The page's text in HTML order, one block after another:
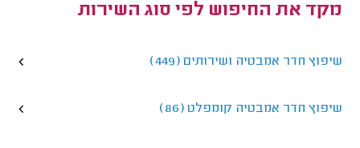
מקד את החיפוש לפי סוג השירות
שיפוץ חדר אמבטיה ושירותים (449)
שיפוץ חדר אמבטיה קומפלט (86)